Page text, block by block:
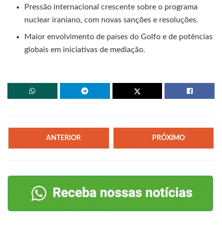
Pressão internacional crescente sobre o programa
nuclear iraniano, com novas sanções e resoluções.
Maior envolvimento de países do Golfo e de potências
globais em iniciativas de mediação.
ANTERIOR PRÓXIMO